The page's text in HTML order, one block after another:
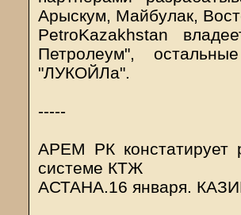
Арыскум, Майбулак,
PetroKazakhstan
Петролеум",
"ЛУКОЙЛа".
-----
АРЕМ РК констатирует
системе КТЖ
АСТАНА.16 января.